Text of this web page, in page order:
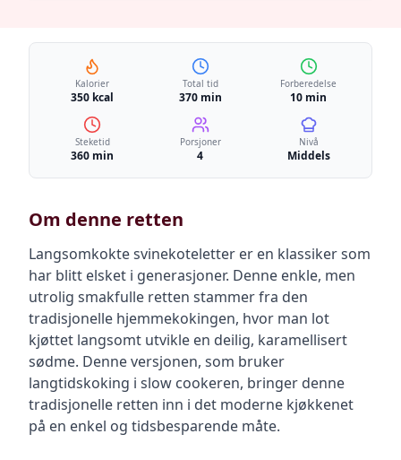
Kalorier
350 kcal
Total tid
370 min
Forberedelse
10 min
Steketid
360 min
Porsjoner
4
Nivå
Middels
Om denne retten
Langsomkokte svinekoteletter er en klassiker som
har blitt elsket i generasjoner. Denne enkle, men
utrolig smakfulle retten stammer fra den
tradisjonelle hjemmekokingen, hvor man lot
kjøttet langsomt utvikle en deilig, karamellisert
sødme. Denne versjonen, som bruker
langtidskoking i slow cookeren, bringer denne
tradisjonelle retten inn i det moderne kjøkkenet
på en enkel og tidsbesparende måte.